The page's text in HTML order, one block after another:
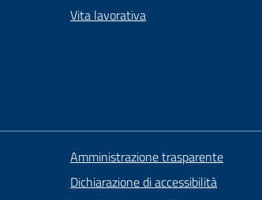
Vita lavorativa
Amministrazione trasparente
Dichiarazione di accessibilità